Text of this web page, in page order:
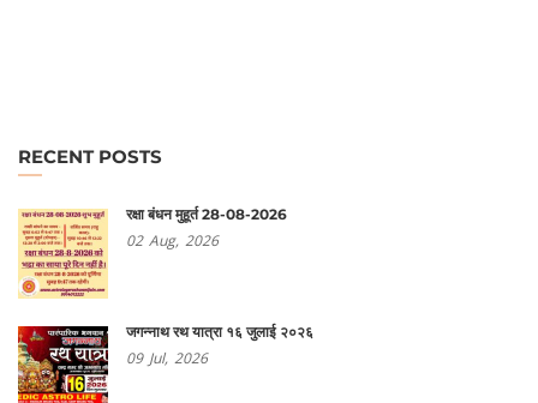
RECENT POSTS
रक्षा बंधन मुहूर्त 28-08-2026
02 Aug, 2026
जगन्नाथ रथ यात्रा १६ जुलाई २०२६
09 Jul, 2026